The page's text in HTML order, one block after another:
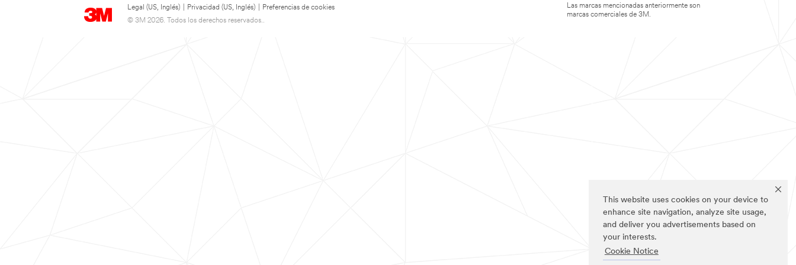
This website uses cookies on your device to
enhance site navigation, analyze site usage,
and deliver you advertisements based on
your interests.
Cookie Notice
Legal (US, Inglés) Privacidad (US, Inglés)
Preferencias de cookies
© 3M 2026. Todos los derechos reservados..
Las marcas mencionadas anteriormente son
marcas comerciales de 3M.